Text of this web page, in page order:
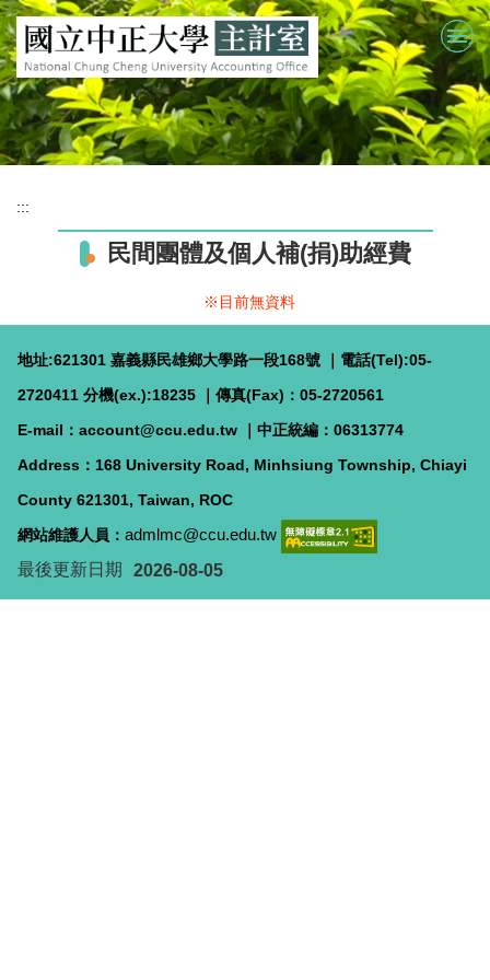
跳
到
主
要
內
容
區
:::
民間團體及個人補(捐)助經費
※目前無資料
地址:621301 嘉義縣民雄鄉大學路一段168號 ｜電話(Tel):05-
2720411 分機(ex.):18235 ｜傳真(Fax)：05-2720561
E-mail：account@ccu.edu.tw
中正統編：06313774
Address：168 University Road, Minhsiung Township, Chiayi
County 621301, Taiwan, ROC
網站維護人員： admlmc@ccu.edu.tw
最後更新日期
2026-08-05